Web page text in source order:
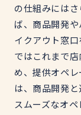
の仕組みには
ば、商品開発
イクアウト窓
ではこれまで
め、提供オペ
は、商品開発
スムーズなオ